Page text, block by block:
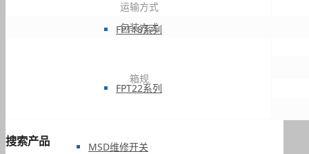
FPT18系列
FPT22系列
MSD维修开关
运输方式
包装方式
箱规
搜索产品